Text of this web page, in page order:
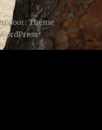
door: Theme